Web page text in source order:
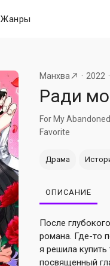
Жанры
Манхва 2022
Ради
For My
Favorite
Драма
ОПИСАНИЕ
После
романа. Где-то
я решила
посвященный